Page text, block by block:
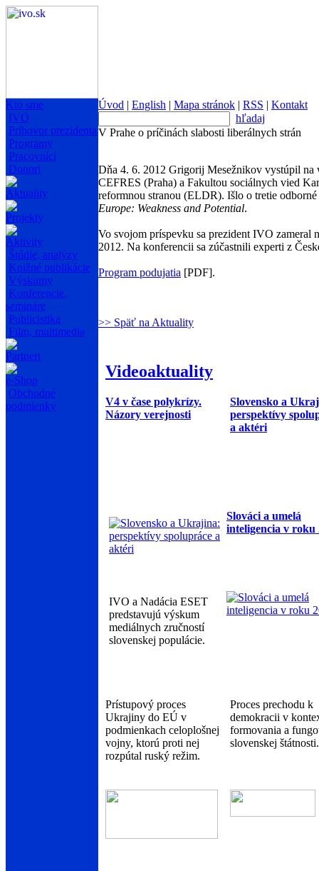
Kto sme
IVO
Príhovor prezidenta
Programy
Pracovníci
Donori
Aktuality
Projekty
Aktivity
Štúdie, analýzy
Knižné publikácie
Výskumy
Konferencie,
semináre
Publicistika
Film, multimedia
Partneri
e-Shop
Obchodné
podmienky
Úvod | English | Mapa stránok | RSS | Kontakt
hľadaj
V Prahe o príčinách slabosti liberálnych strán
Dňa 4. 6. 2012 Grigorij Mesežnikov vystúpil na
CEFRES (Praha) a Fakultou sociálnych vied
reformnou stranou (ELDR). Išlo o tretie
Europe: Weakness and Potential.
Vo svojom príspevku sa prezident IVO zameral
2012. Na konferencii sa zúčastnili experti z
Program podujatia [PDF].
>> Späť na Aktuality
Videoaktuality
V4 v čase polykrízy.
Názory verejnosti
Slovensko a
perspektívy
a aktéri
Slováci a umelá
inteligencia v roku
IVO a Nadácia ESET
predstavujú výskum
mediálnych zručností
slovenskej populácie.
Prístupový proces
Ukrajiny do EÚ v
podmienkach celoplošnej
vojny, ktorú proti nej
rozpútal ruský režim.
Proces prechodu k
demokracii v
formovania a
slovenskej štátnosti.